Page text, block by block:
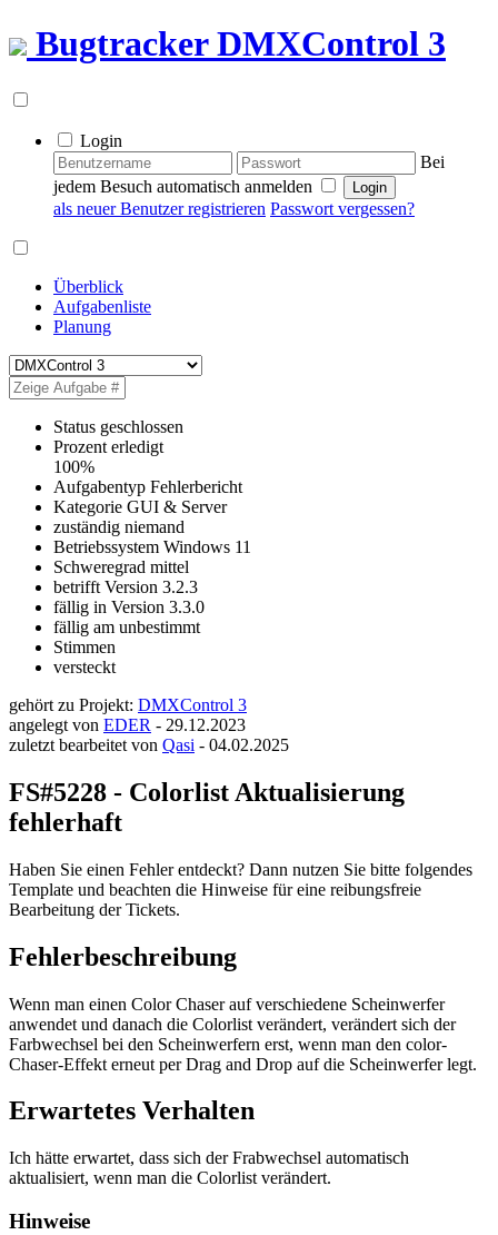
BugtrackerDMXControl 3
Login
Bei
jedem Besuch automatisch anmelden
als neuer Benutzer registrieren Passwort vergessen?
Überblick
Aufgabenliste
Planung
Status geschlossen
Prozent erledigt
100%
Aufgabentyp Fehlerbericht
Kategorie GUI & Server
zuständig niemand
Betriebssystem Windows 11
Schweregrad mittel
betrifft Version 3.2.3
fällig in Version 3.3.0
fällig am unbestimmt
Stimmen
versteckt
gehört zu Projekt: DMXControl 3
angelegt von EDER - 29.12.2023
zuletzt bearbeitet von Qasi - 04.02.2025
FS#5228 - Colorlist Aktualisierung
fehlerhaft
Haben Sie einen Fehler entdeckt? Dann nutzen Sie bitte folgendes
Template und beachten die Hinweise für eine reibungsfreie
Bearbeitung der Tickets.
Fehlerbeschreibung
Wenn man einen Color Chaser auf verschiedene Scheinwerfer
anwendet und danach die Colorlist verändert, verändert sich der
Farbwechsel bei den Scheinwerfern erst, wenn man den color-
Chaser-Effekt erneut per Drag and Drop auf die Scheinwerfer legt.
Erwartetes Verhalten
Ich hätte erwartet, dass sich der Frabwechsel automatisch
aktualisiert, wenn man die Colorlist verändert.
Hinweise